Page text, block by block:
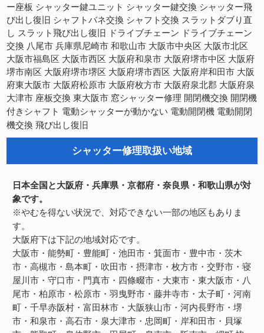
ー座板 シャッター鍵ユニット シャッター鍵交換 シャッター飛
び出し復旧 シャフトバネ交換 シャフト交換 スラットダブり直
し スラット飛び出し復旧 ドライブチェーン
ドライブチェーン
交換 八尾市 兵庫県尼崎市 和歌山市 大阪市中央区 大阪市北区
大阪市福島区 大阪市西区 大阪府和泉市 大阪府堺市中区 大阪府
堺市南区 大阪府堺市堺区 大阪府堺市西区 大阪府岸和田市 大阪
府東大阪市 大阪府松原市 大阪府枚方市 大阪府泉北郡 大阪府泉
大津市 座板交換 東大阪市 窓シャッター修理 開閉機交換 開閉機
付きシャフト 電動シャッターが動かない 電動開閉機 電動開閉
機交換 飛び出し復旧
シャッター修理取扱い地域
日本全国と大阪府・兵庫県・京都府・奈良県・和歌山県が対
象です。
※やむを得ない状況で、対応できない一部の地区もありま
す。
大阪府下は下記の地域対応です。
大阪市・能勢町・豊能町・池田市・箕面市・豊中市・茨木
市・高槻市・島本町・吹田市・摂津市・枚方市・交野市・寝
屋川市・守口市・門真市・四條畷市・大東市・東大阪市・八
尾市・柏原市・松原市・羽曳野市・藤井寺市・太子町・河南
町・千早赤阪村・富田林市・大阪狭山市・河内長野市・堺
市・和泉市・高石市・泉大津市・忠岡町・岸和田市・貝塚